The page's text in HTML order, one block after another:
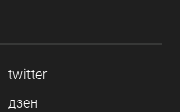
twitter
дзен